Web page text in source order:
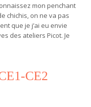
mon penchant
chichis, on ne va pas
que je j’ai eu envie
des ateliers Picot. Je
CE2